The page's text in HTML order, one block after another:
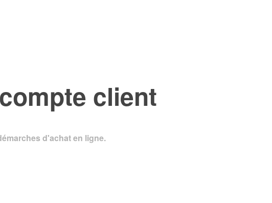
client
d'achat en ligne.